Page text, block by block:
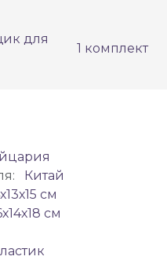
для
1 комплект
Китай
см
см